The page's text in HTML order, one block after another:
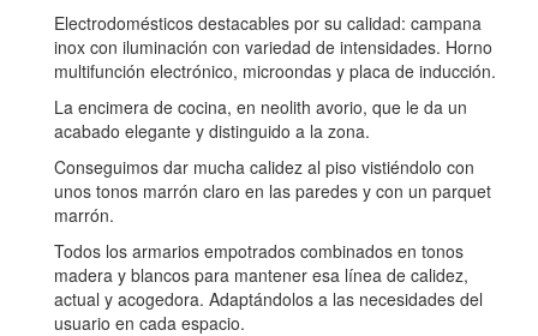
Electrodomésticos destacables por su calidad: campana
inox con iluminación con variedad de intensidades. Horno
multifunción electrónico, microondas y placa de inducción.
La encimera de cocina, en neolith avorio, que le da un
acabado elegante y distinguido a la zona.
Conseguimos dar mucha calidez al piso vistiéndolo con
unos tonos marrón claro en las paredes y con un parquet
marrón.
Todos los armarios empotrados combinados en tonos
madera y blancos para mantener esa línea de calidez,
actual y acogedora. Adaptándolos a las necesidades del
usuario en cada espacio.